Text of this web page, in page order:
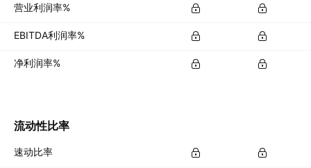
营业利润率%
EBITDA利润率%
净利润率%
流动性比率
速动比率